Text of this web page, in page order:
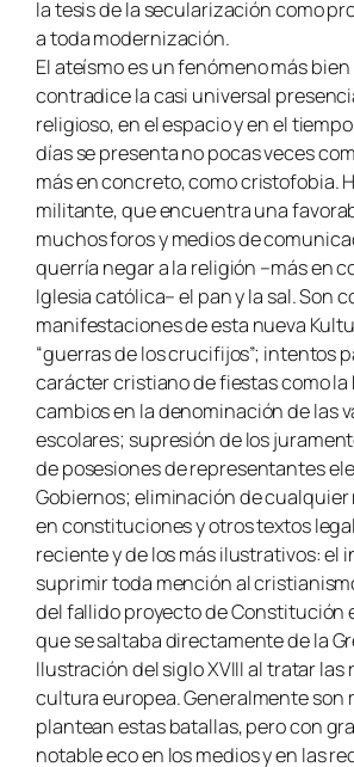
la tesis de la secularización como
a toda modernización.
El ateísmo es un fenómeno más
contradice la casi universal
religioso, en el espacio y en el
días se presenta no pocas veces
más en concreto, como cristofobia.
militante, que encuentra una
muchos foros y medios de
querría negar a la religión –más en
Iglesia católica– el pan y la sal. Son
manifestaciones de esta nueva
“guerras de los crucifijos”; intentos
carácter cristiano de fiestas como la
cambios en la denominación de las
escolares; supresión de los
de posesiones de representantes
Gobiernos; eliminación de cualquier
en constituciones y otros textos
reciente y de los más ilustrativos: el
suprimir toda mención al
del fallido proyecto de Constitución
que se saltaba directamente de la
Ilustración del siglo XVIII al tratar las
cultura europea. Generalmente son
plantean estas batallas, pero con
notable eco en los medios y en las